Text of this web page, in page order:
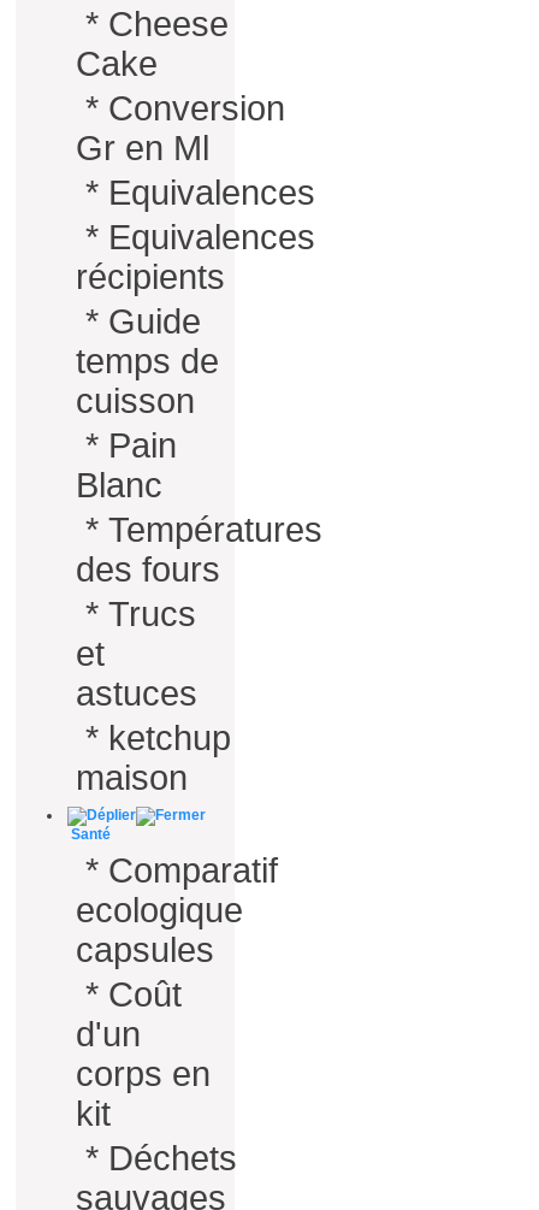
* Cheese
Cake
* Conversion
Gr en Ml
* Equivalences
* Equivalences
récipients
* Guide
temps de
cuisson
* Pain
Blanc
* Températures
des fours
* Trucs
et
astuces
* ketchup
maison
Santé
* Comparatif
ecologique
capsules
* Coût
d'un
corps en
kit
* Déchets
sauvages